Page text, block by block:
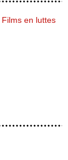
Films en luttes